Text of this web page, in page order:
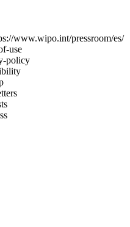
www.wipo.int/pressroom/es/
use
policy